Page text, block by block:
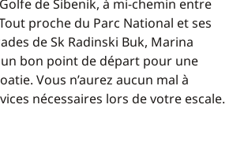
de Sibenik, à mi-chemin entre
proche du Parc National et ses
de Sk Radinski Buk, Marina
bon point de départ pour une
Vous n’aurez aucun mal à
nécessaires lors de votre escale.